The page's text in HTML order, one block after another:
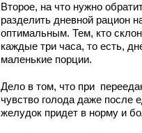
Второе, на что нужно
разделить дневной рацион
оптимальным. Тем, кто
каждые три часа, то есть,
маленькие порции.
Дело в том, что при
чувство голода даже после
желудок придет в норму и